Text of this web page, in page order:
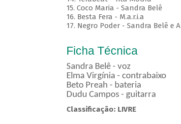
15. Coco Maria - Sandra Belê
16. Besta Fera - M.a.r.i.a
17. Negro Poder - Sandra Belê e
Ficha Técnica
Sandra Belê - voz
Elma Virgínia - contrabaixo
Beto Preah - bateria
Dudu Campos - guitarra
Classificação: LIVRE